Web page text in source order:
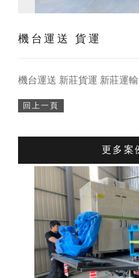
機台運送 貨運
機台運送 新莊貨運 新莊運輸
回上一頁
更多案